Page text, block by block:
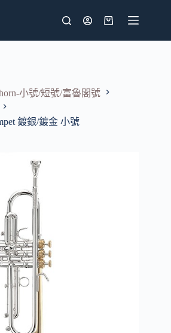
購
物
小號/短號/富魯閣號
鍍銀/鍍金 小號